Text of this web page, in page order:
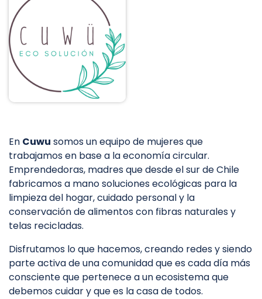
En Cuwu somos un equipo de mujeres que
trabajamos en base a la economía circular.
Emprendedoras, madres que desde el sur de Chile
fabricamos a mano soluciones ecológicas para la
limpieza del hogar, cuidado personal y la
conservación de alimentos con fibras naturales y
telas recicladas.
Disfrutamos lo que hacemos, creando redes y siendo
parte activa de una comunidad que es cada día más
consciente que pertenece a un ecosistema que
debemos cuidar y que es la casa de todos.